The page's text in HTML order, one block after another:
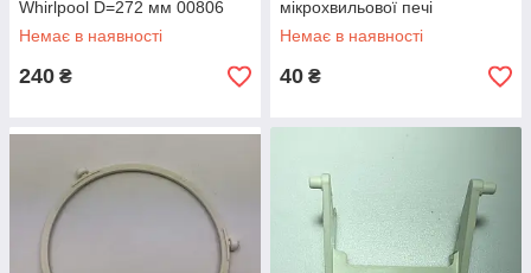
Whirlpool D=272 мм 00806
Немає в наявності
240 ₴
мікрохвильової печі
Немає в наявності
40 ₴